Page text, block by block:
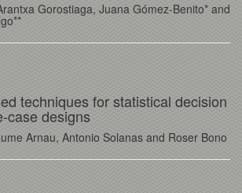
Gorostiaga, Juana Gómez-Benito* and
techniques for statistical decision
case designs
Arnau, Antonio Solanas and Roser Bono